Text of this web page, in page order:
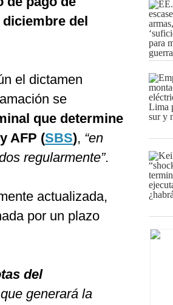
diciembre del
el dictamen
se
que determine
AFP (SBS), “en
regularmente”.
actualizada,
por un plazo
del
generará la